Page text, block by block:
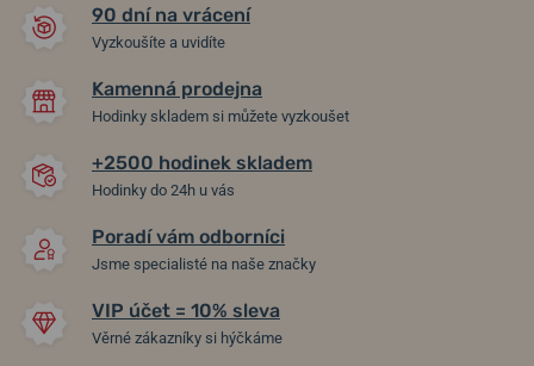
90 dní na vrácení
Vyzkoušíte a uvidíte
Kamenná prodejna
Hodinky skladem si můžete vyzkoušet
+2500 hodinek skladem
Hodinky do 24h u vás
Poradí vám odborníci
Jsme specialisté na naše značky
VIP účet = 10% sleva
Věrné zákazníky si hýčkáme